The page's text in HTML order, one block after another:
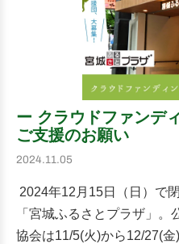
ー クラウドファンデ
ご支援のお願い
2024.11.05
2024年12月15日（日）で
「宮城ふるさとプラザ」
協会は11/5(火)から12/27(